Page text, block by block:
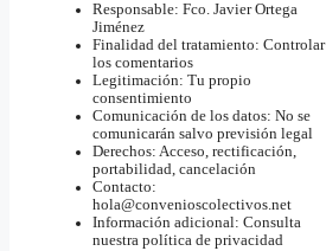
Responsable: Fco. Javier Ortega
Jiménez
Finalidad del tratamiento: Controlar
los comentarios
Legitimación: Tu propio
consentimiento
Comunicación de los datos: No se
comunicarán salvo previsión legal
Derechos: Acceso, rectificación,
portabilidad, cancelación
Contacto:
hola@convenioscolectivos.net
Información adicional: Consulta
nuestra política de privacidad